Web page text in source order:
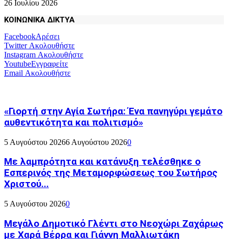
26 Ιουλίου 2026
ΚΟΙΝΩΝΙΚΑ ΔΙΚΤΥΑ
FacebookΑρέσει
TwitterΑκολουθήστε
Instagram Ακολουθήστε
YoutubeΕγγραφείτε
Email Ακολουθήστε
«Γιορτή στην Αγία Σωτήρα: Ένα πανηγύρι γεμάτο
αυθεντικότητα και πολιτισμό»
5 Αυγούστου 20266 Αυγούστου 20260
Με λαμπρότητα και κατάνυξη τελέσθηκε ο
Εσπερινός της Μεταμορφώσεως του Σωτήρος
Χριστού...
5 Αυγούστου 20260
Μεγάλο Δημοτικό Γλέντι στο Νεοχώρι Ζαχάρως
με Χαρά Βέρρα και Γιάννη Μαλλιωτάκη